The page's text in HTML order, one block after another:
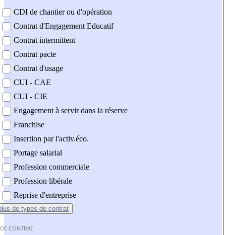
CDI de chantier ou d'opération
Contrat d'Engagement Educatif
Contrat intermittent
Contrat pacte
Contrat d'usage
CUI - CAE
CUI - CIE
Engagement à servir dans la réserve
Franchise
Insertion par l'activ.éco.
Portage salarial
Profession commerciale
Profession libérale
Reprise d'entreprise
de types de contrat
CONTRAT